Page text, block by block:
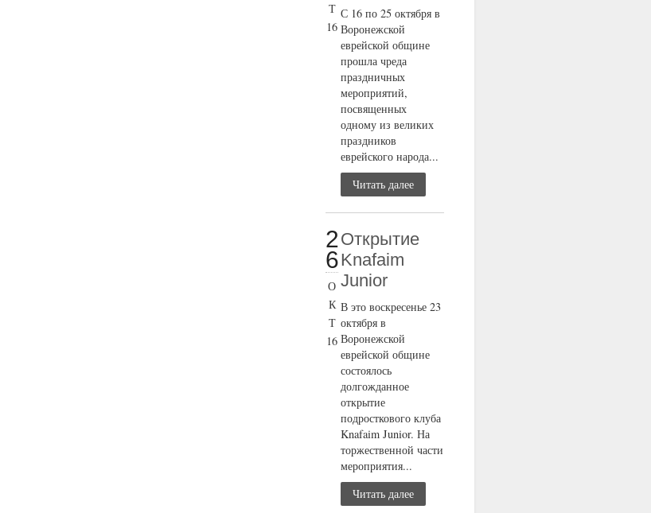
Т
16
С 16 по 25 октября в
Воронежской
еврейской общине
прошла чреда
праздничных
мероприятий,
посвященных
одному из великих
праздников
еврейского народа...
Читать далее
2
6
О
К
Т
16
Открытие
Knafaim
Junior
В это воскресенье 23
октября в
Воронежской
еврейской общине
состоялось
долгожданное
открытие
подросткового клуба
Knafaim Junior. На
торжественной части
мероприятия...
Читать далее